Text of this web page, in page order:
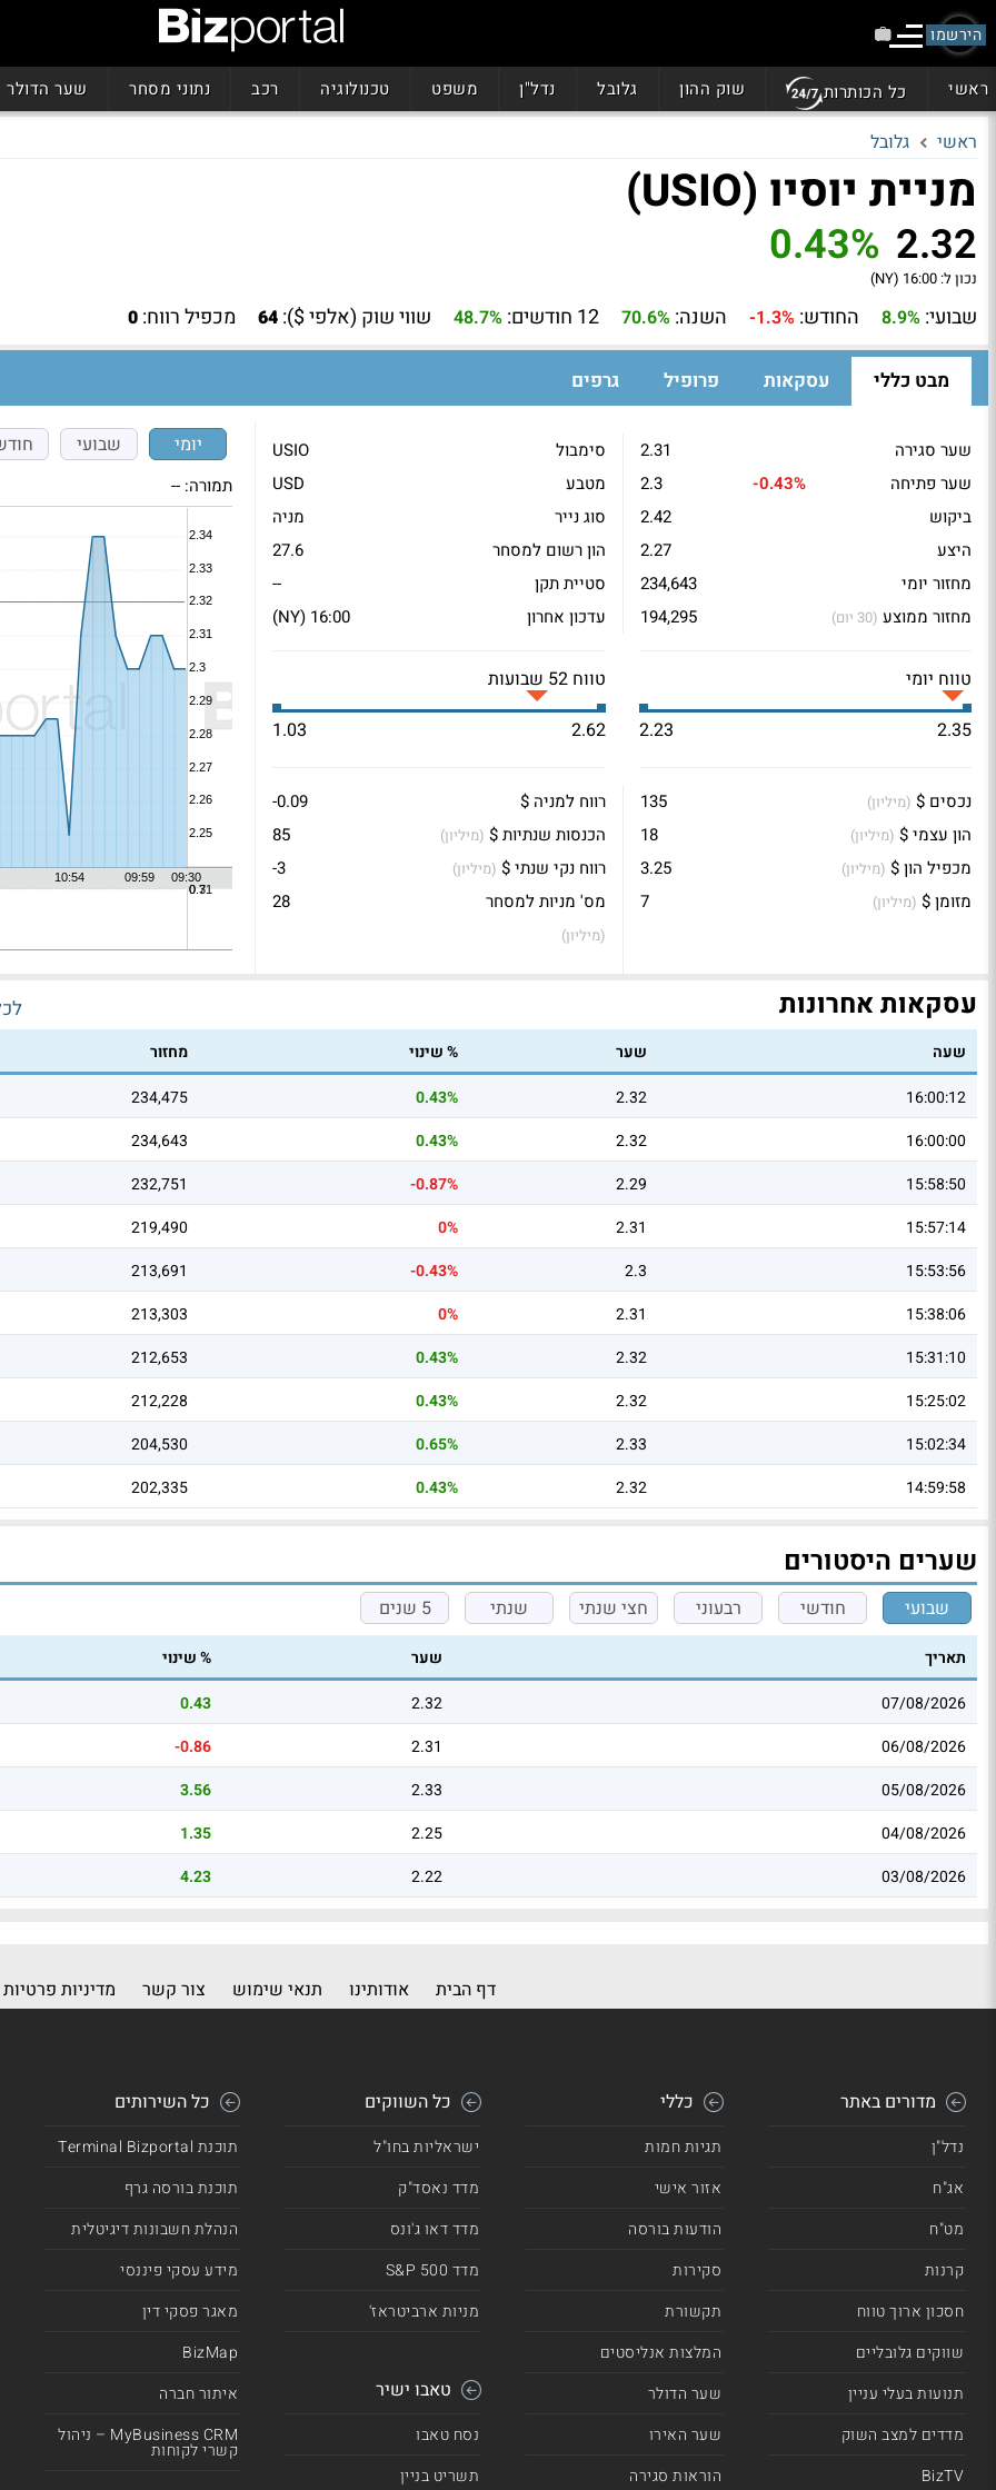
הירשמו
ראשי כל הכותרות שוק ההון גלובל נדל"ן משפט טכנולוגיה רכב נתוני מסחר שער הדולר
ראשי גלובל
מניית יוסיו (USIO)
2.32
0.43%
נכון ל: 16:00 (NY)
שבועי: 8.9% החודש: -1.3% השנה: 70.6% 12 חודשים: 48.7% שווי שוק (אלפי $): 64 מכפיל רווח: 0
מבט כללי עסקאות פרופיל גרפים
שער סגירה
2.31
שער פתיחה
-0.43%
2.3
ביקוש
2.42
היצע
2.27
מחזור יומי
234,643
מחזור ממוצע (30 יום) 194,295
סימבול
USIO
מטבע
USD
סוג נייר
מניה
הון רשום למסחר
27.6
סטיית תקן
--
עדכון אחרון
16:00 (NY)
טווח יומי
2.35
2.23
טווח 52 שבועות
2.62
1.03
נכסים $ (מיליון)
135
הון עצמי $ (מיליון)
18
מכפיל הון $ (מיליון)
3.25
מזומן $ (מיליון) 7
רווח למניה $
-0.09
הכנסות שנתיות $ (מיליון)
85
רווח נקי שנתי $ (מיליון)
-3
מס' מניות למסחר
(מיליון)
28
יומי שבועי
תמורה: --
עסקאות אחרונות
שעה שער % שינוי
מחזור
16:00:12
2.32
0.43%
234,475
16:00:00
2.32
0.43%
234,643
15:58:50
2.29
-0.87%
232,751
15:57:14
2.31
0%
219,490
15:53:56
2.3
-0.43%
213,691
15:38:06
2.31
0%
213,303
15:31:10
2.32
0.43%
212,653
15:25:02
2.32
0.43%
212,228
15:02:34
2.33
0.65%
204,530
14:59:58
2.32
0.43%
202,335
שערים היסטורים
שבועי חודשי רבעוני חצי שנתי שנתי 5 שנים
תאריך שער
% שינוי
07/08/2026
2.32
0.43
06/08/2026
2.31
-0.86
05/08/2026
2.33
3.56
04/08/2026
2.25
1.35
03/08/2026
2.22
4.23
דף הבית אודותינו תנאי שימוש צור קשר מדיניות פרטיות
מדורים באתר
נדל"ן
אג"ח
מט"ח
קרנות
חסכון ארוך טווח
שווקים גלובליים
תנועות בעלי עניין
מדדים למצב השוק
BizTV
כללי
תגיות חמות
אזור אישי
הודעות בורסה
סקירות
תקשורת
המלצות אנליסטים
שער הדולר
שער האירו
הוראות סגירה
כל השווקים
ישראליות בחו"ל
מדד נאסד"ק
מדד דאו ג'ונס
מדד 500 S&P
מניות ארביטראז'
טאבו ישיר
נסח טאבו
תשריט בניין
כל השירותים
תוכנת Terminal Bizportal
תוכנת בורסה גרף
הנהלת חשבונות דיגיטלית
מידע עסקי פיננסי
מאגר פסקי דין
BizMap
איתור חברה
MyBusiness CRM – ניהול
קשרי לקוחות